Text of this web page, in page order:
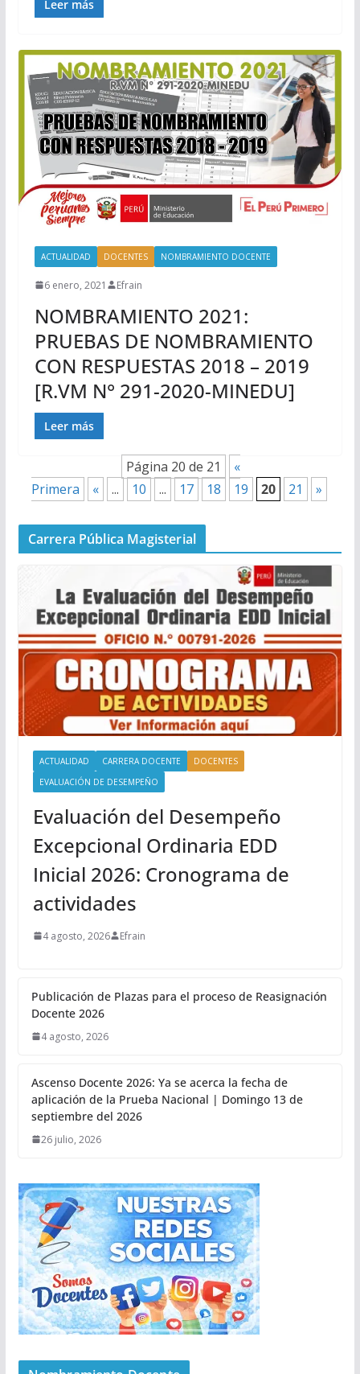
Leer más
ACTUALIDAD DOCENTES NOMBRAMIENTO DOCENTE
6 enero, 2021 Efrain
NOMBRAMIENTO 2021:
PRUEBAS DE NOMBRAMIENTO
CON RESPUESTAS 2018 – 2019
[R.VM N° 291-2020-MINEDU]
Leer más
Página 20 de 21
«
Primera
« ... 10 ... 17 18 19 20 21 »
Carrera Pública Magisterial
ACTUALIDAD CARRERA DOCENTE
DOCENTES
EVALUACIÓN DE DESEMPEÑO
Evaluación del Desempeño
Excepcional Ordinaria EDD
Inicial 2026: Cronograma de
actividades
4 agosto, 2026 Efrain
Publicación de Plazas para el proceso de Reasignación
Docente 2026
4 agosto, 2026
Ascenso Docente 2026: Ya se acerca la fecha de
aplicación de la Prueba Nacional | Domingo 13 de
septiembre del 2026
26 julio, 2026